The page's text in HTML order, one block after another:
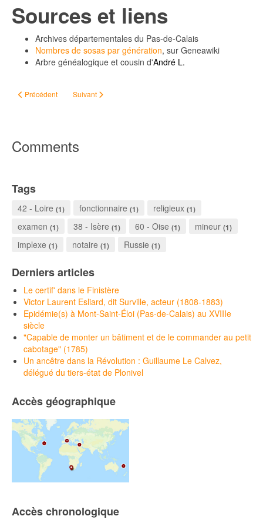
Sources et liens
Archives départementales du Pas-de-Calais
Nombres de sosas par génération, sur Geneawiki
Arbre généalogique et cousin d'André L.
Article précédent : Il était une foi...
Précédent Article suivant : BOURDIC Charles (1869-1916)
Suivant
Comments
Tags
42 - Loire (1) fonctionnaire (1) religieux (1)
examen (1) 38 - Isère (1) 60 - Oise (1) mineur (1)
implexe (1) notaire (1) Russie (1)
Derniers articles
Le certif' dans le Finistère
Victor Laurent Esliard, dit Surville, acteur (1808-1883)
Epidémie(s) à Mont-Saint-Éloi (Pas-de-Calais) au XVIIIe
siècle
"Capable de monter un bâtiment et de le commander au petit
cabotage" (1785)
Un ancêtre dans la Révolution : Guillaume Le Calvez,
délégué du tiers-état de Plonivel
Accès géographique
Accès chronologique